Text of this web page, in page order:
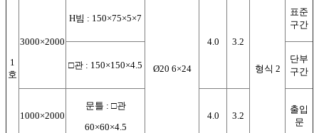
1
호
3000×2000
H빔 : 150×75×5×7
Ø20 6×24
4.0 3.2
형식 2
표준
구간
□관 : 150×150×4.5
단부
구간
1000×2000
문틀 : □관
60×60×4.5
4.0 3.2
출입
문